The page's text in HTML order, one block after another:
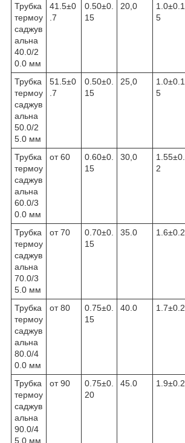
Трубка
термоу
саджув
альна
40.0/2
0.0 мм
41.5±0
.7
0.50±0.
15
20,0
1.0±0.1
5
Трубка
термоу
саджув
альна
50.0/2
5.0 мм
51.5±0
.7
0.50±0.
15
25,0
1.0±0.1
5
Трубка
термоу
саджув
альна
60.0/3
0.0 мм
от 60
0.60±0.
15
30,0
1.55±0.
2
Трубка
термоу
саджув
альна
70.0/3
5.0 мм
от 70
0.70±0.
15
35.0 1.6±0.2
Трубка
термоу
саджув
альна
80.0/4
0.0 мм
от 80
0.75±0.
15
40.0 1.7±0.2
Трубка
термоу
саджув
альна
90.0/4
5.0 мм
от 90
0.75±0.
20
45.0 1.9±0.2